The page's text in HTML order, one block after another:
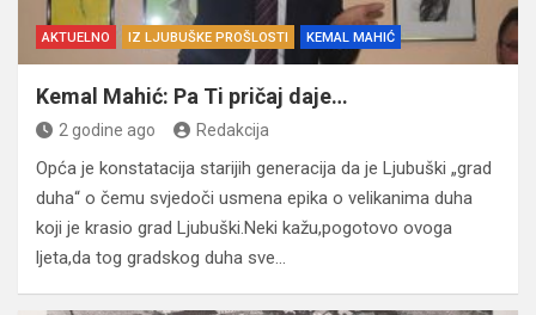
AKTUELNO IZ LJUBUŠKE PROŠLOSTI KEMAL MAHIĆ
Kemal Mahić: Pa Ti pričaj daje…
2 godine ago Redakcija
Opća je konstatacija starijih generacija da je Ljubuški „grad
duha“ o čemu svjedoči usmena epika o velikanima duha
koji je krasio grad Ljubuški.Neki kažu,pogotovo ovoga
ljeta,da tog gradskog duha sve…